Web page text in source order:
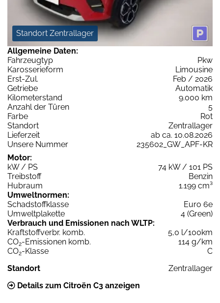
Standort Zentrallager
Allgemeine Daten:
Fahrzeugtyp
Pkw
Karosserieform
Limousine
Erst-Zul.
Feb / 2026
Getriebe
Automatik
Kilometerstand
9.000 km
Anzahl der Türen
5
Farbe
Rot
Standort
Zentrallager
Lieferzeit
ab ca. 10.08.2026
Unsere Nummer
235602_GW_APF-KR
Motor:
kW / PS
74 kW / 101 PS
Treibstoff
Benzin
Hubraum
1.199 cm³
Umweltnormen:
Schadstoffklasse
Euro 6e
Umweltplakette
4 (Green)
Verbrauch und Emissionen nach WLTP:
Kraftstoffverbr. komb.
5,0 l/100km
CO2-Emissionen komb.
114 g/km
CO2-Klasse
C
Standort
Zentrallager
Details zum Citroën C3 anzeigen